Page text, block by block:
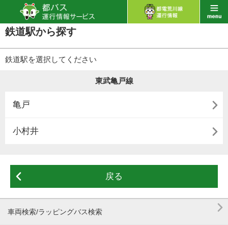
鉄道駅から探す
鉄道駅を選択してください
東武亀戸線
亀戸 
小村井 
 戻る
車両検索/ラッピングバス検索 